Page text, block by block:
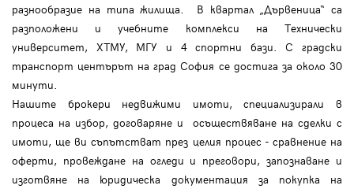
разнообразие на типа жилища. В квартал „Дървеница“ са
разположени и учебните комплекси на Технически
университет, ХТМУ, МГУ и 4 спортни бази. С градски
транспорт центърът на град София се достига за около 30
минути.
Нашите брокери недвижими имоти, специализирали в
процеса на избор, договаряне и осъществяване на сделки с
имоти, ще ви съпътстват през целия процес - сравнение на
оферти, провеждане на огледи и преговори, запознаване и
изготвяне на юридическа документация за покупка на